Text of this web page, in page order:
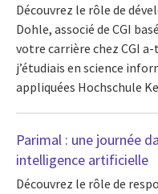
Découvrez le rôle de
Dohle, associé de CGI
votre carrière chez CGI
j’étudiais en science
appliquées Hochschule
Parimal : une journée
intelligence artificielle
Découvrez le rôle de